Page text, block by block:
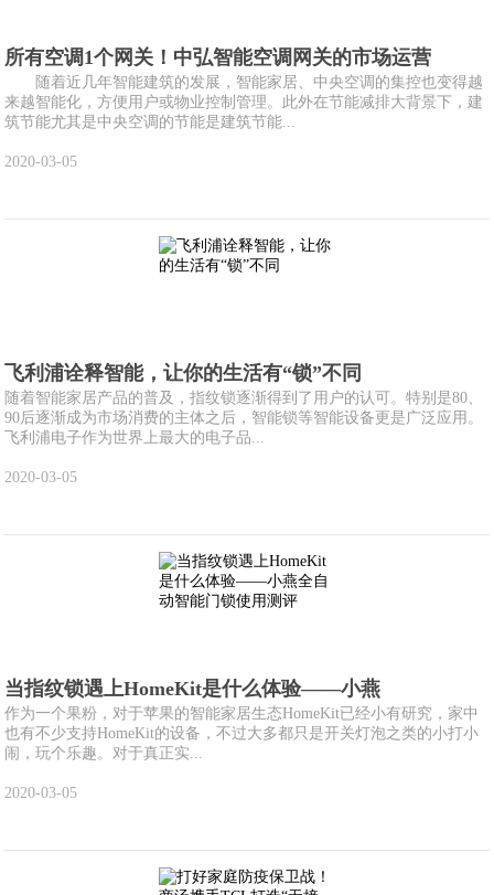
所有空调1个网关！中弘智能空调网关的市场运营
随着近几年智能建筑的发展，智能家居、中央空调的集控也变得越
来越智能化，方便用户或物业控制管理。此外在节能减排大背景下，建
筑节能尤其是中央空调的节能是建筑节能...
2020-03-05
飞利浦诠释智能，让你的生活有“锁”不同
随着智能家居产品的普及，指纹锁逐渐得到了用户的认可。特别是80、
90后逐渐成为市场消费的主体之后，智能锁等智能设备更是广泛应用。
飞利浦电子作为世界上最大的电子品...
2020-03-05
当指纹锁遇上HomeKit是什么体验——小燕
作为一个果粉，对于苹果的智能家居生态HomeKit已经小有研究，家中
也有不少支持HomeKit的设备，不过大多都只是开关灯泡之类的小打小
闹，玩个乐趣。对于真正实...
2020-03-05